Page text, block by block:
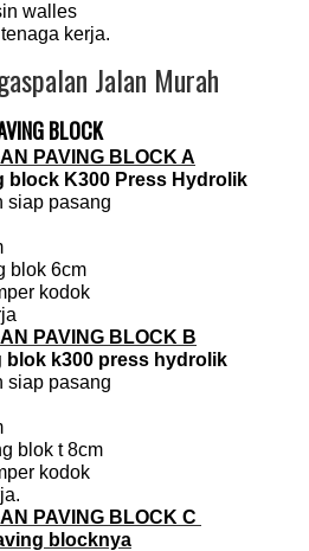
walles
kerja.
Jalan Murah
BLOCK
PAVING BLOCK A
block K300 Press Hydrolik
siap pasang
blok 6cm
kodok
PAVING BLOCK B
blok k300 press hydrolik
siap pasang
blok t 8cm
kodok
PAVING BLOCK C
blocknya